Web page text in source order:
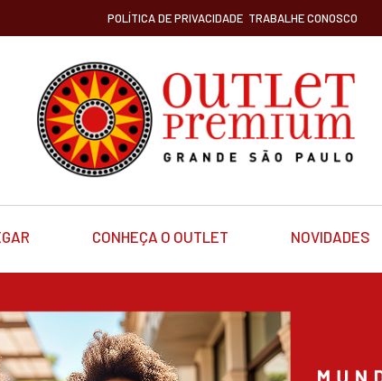
POLÍTICA DE PRIVACIDADE TRABALHE CONOSCO
CONHEÇA O OUTLET NOVIDADES